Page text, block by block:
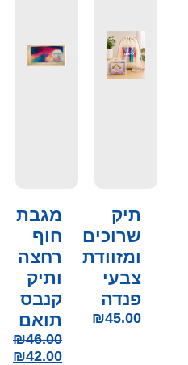
תיק
שרוכים
ומזוודת
צבעי
פנדה
₪45.00
מגבת
חוף
רחצה
ותיק
קנבס
תואם
₪46.00
₪42.00